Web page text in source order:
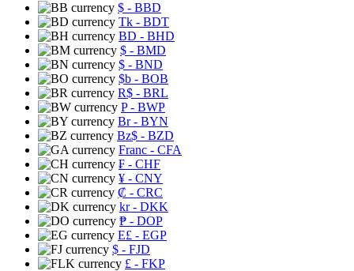
$ - BBD
Tk - BDT
BD - BHD
$ - BMD
$ - BND
$b - BOB
R$ - BRL
P- BWP
Br- BYN
Bz$ - BZD
Franc - CFA
₣ - CHF
¥ - CNY
₡ - CRC
kr- DKK
₱ - DOP
E£ - EGP
$ - FJD
£ - FKP